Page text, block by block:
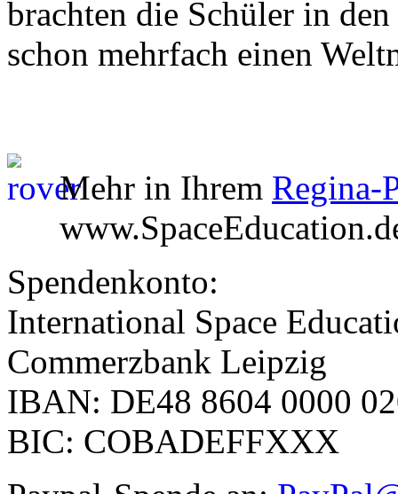
brachten die Schüler in
schon mehrfach einen
Mehr in Ihrem Regina-
Spendenkonto:
International Space
Commerzbank Leipzig
IBAN: DE48 8604 0000
BIC: COBADEFFXXX